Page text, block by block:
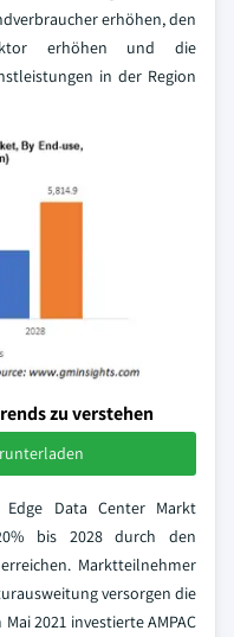
erhöhen, den
erhöhen und die
in der Region
zu verstehen
Data Center Markt
bis 2028 durch den
Marktteilnehmer
versorgen die
2021 investierte AMPAC